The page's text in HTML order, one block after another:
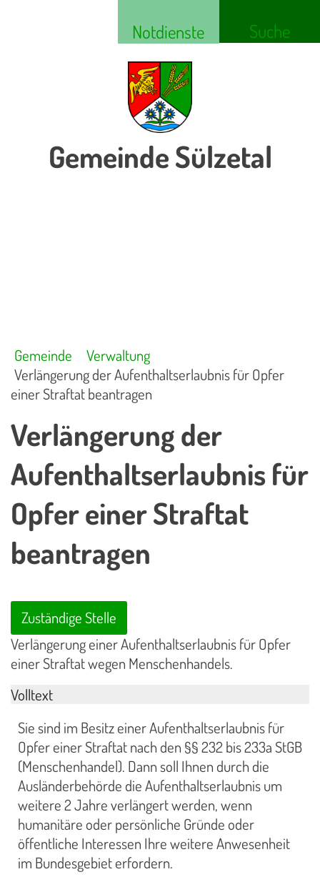
Notdienste Suche
Gemeinde Sülzetal
Gemeinde
Verwaltung
Verlängerung der Aufenthaltserlaubnis für Opfer
einer Straftat beantragen
Verlängerung der
Aufenthaltserlaubnis für
Opfer einer Straftat
beantragen
Zuständige Stelle
Verlängerung einer Aufenthaltserlaubnis für Opfer
einer Straftat wegen Menschenhandels.
Volltext
Sie sind im Besitz einer Aufenthaltserlaubnis für
Opfer einer Straftat nach den §§ 232 bis 233a StGB
(Menschenhandel). Dann soll Ihnen durch die
Ausländerbehörde die Aufenthaltserlaubnis um
weitere 2 Jahre verlängert werden, wenn
humanitäre oder persönliche Gründe oder
öffentliche Interessen Ihre weitere Anwesenheit
im Bundesgebiet erfordern.